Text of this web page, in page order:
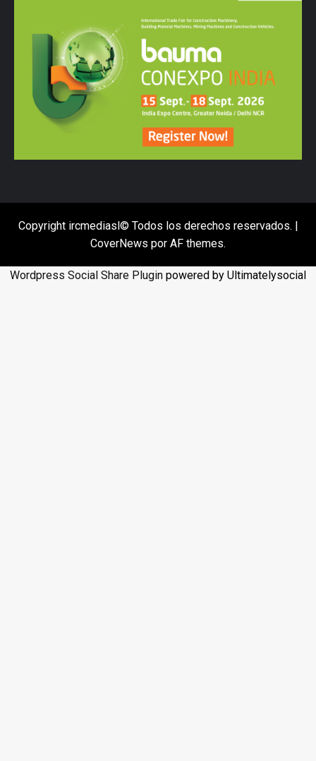
Copyright ircmediasl© Todos los derechos reservados. |
CoverNews por AF themes.
Wordpress Social Share Plugin powered by Ultimatelysocial